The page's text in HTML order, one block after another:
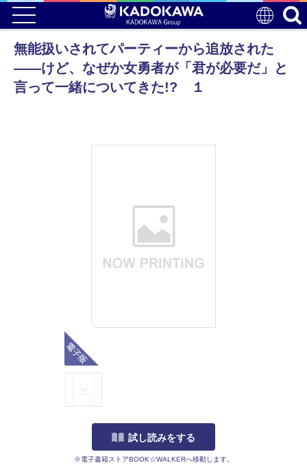
無能扱いされてパーティーから追放された
――けど、なぜか女勇者が「君が必要だ」と
言って一緒についてきた!? １
試し読みをする
※電子書籍ストアBOOK☆WALKERへ移動します。